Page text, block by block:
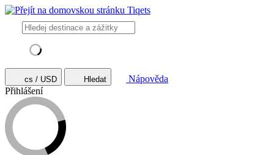
cs / USD Hledat
Nápověda
Přihlášení